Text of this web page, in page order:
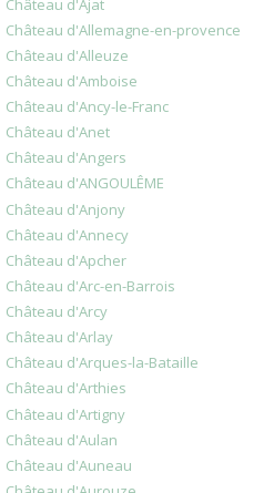
Château d'Allemagne-en-provence
Château d'Alleuze
Château d'Amboise
Château d'Ancy-le-Franc
Château d'Anet
Château d'Angers
Château d'ANGOULÊME
Château d'Anjony
Château d'Annecy
Château d'Apcher
Château d'Arc-en-Barrois
Château d'Arcy
Château d'Arlay
Château d'Arques-la-Bataille
Château d'Arthies
Château d'Artigny
Château d'Aulan
Château d'Auneau